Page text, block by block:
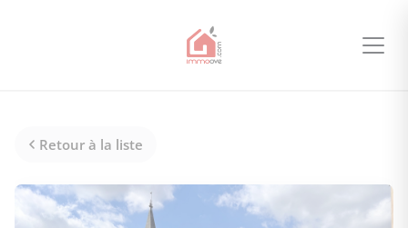
Retour à la liste